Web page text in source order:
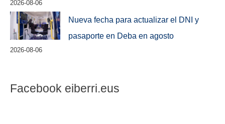
2026-08-06
Nueva fecha para actualizar el DNI y
pasaporte en Deba en agosto
2026-08-06
Facebook eiberri.eus